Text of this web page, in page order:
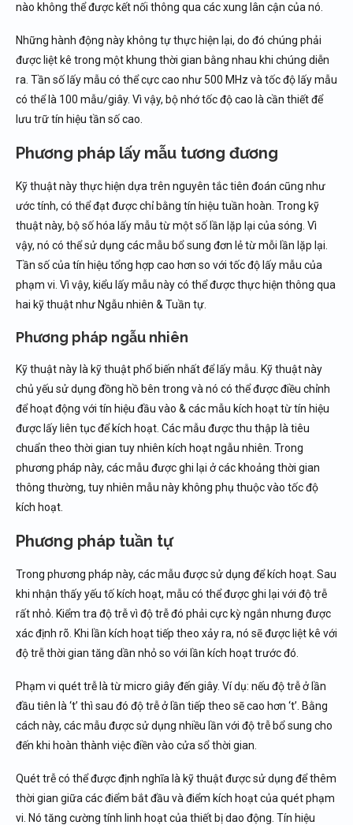
nào không thể được kết nối thông qua các xung lân cận của nó.
Những hành động này không tự thực hiện lại, do đó chúng phải
được liệt kê trong một khung thời gian bằng nhau khi chúng diễn
ra. Tần số lấy mẫu có thể cực cao như 500 MHz và tốc độ lấy mẫu
có thể là 100 mẫu/giây. Vì vậy, bộ nhớ tốc độ cao là cần thiết để
lưu trữ tín hiệu tần số cao.
Phương pháp lấy mẫu tương đương
Kỹ thuật này thực hiện dựa trên nguyên tắc tiên đoán cũng như
ước tính, có thể đạt được chỉ bằng tín hiệu tuần hoàn. Trong kỹ
thuật này, bộ số hóa lấy mẫu từ một số lần lặp lại của sóng. Vì
vậy, nó có thể sử dụng các mẫu bổ sung đơn lẻ từ mỗi lần lặp lại.
Tần số của tín hiệu tổng hợp cao hơn so với tốc độ lấy mẫu của
phạm vi. Vì vậy, kiểu lấy mẫu này có thể được thực hiện thông qua
hai kỹ thuật như Ngẫu nhiên & Tuần tự.
Phương pháp ngẫu nhiên
Kỹ thuật này là kỹ thuật phổ biến nhất để lấy mẫu. Kỹ thuật này
chủ yếu sử dụng đồng hồ bên trong và nó có thể được điều chỉnh
để hoạt động với tín hiệu đầu vào & các mẫu kích hoạt từ tín hiệu
được lấy liên tục để kích hoạt. Các mẫu được thu thập là tiêu
chuẩn theo thời gian tuy nhiên kích hoạt ngẫu nhiên. Trong
phương pháp này, các mẫu được ghi lại ở các khoảng thời gian
thông thường, tuy nhiên mẫu này không phụ thuộc vào tốc độ
kích hoạt.
Phương pháp tuần tự
Trong phương pháp này, các mẫu được sử dụng để kích hoạt. Sau
khi nhận thấy yếu tố kích hoạt, mẫu có thể được ghi lại với độ trễ
rất nhỏ. Kiểm tra độ trễ vì độ trễ đó phải cực kỳ ngắn nhưng được
xác định rõ. Khi lần kích hoạt tiếp theo xảy ra, nó sẽ được liệt kê với
độ trễ thời gian tăng dần nhỏ so với lần kích hoạt trước đó.
Phạm vi quét trễ là từ micro giây đến giây. Ví dụ: nếu độ trễ ở lần
đầu tiên là ‘t’ thì sau đó độ trễ ở lần tiếp theo sẽ cao hơn ‘t’. Bằng
cách này, các mẫu được sử dụng nhiều lần với độ trễ bổ sung cho
đến khi hoàn thành việc điền vào cửa sổ thời gian.
Quét trễ có thể được định nghĩa là kỹ thuật được sử dụng để thêm
thời gian giữa các điểm bắt đầu và điểm kích hoạt của quét phạm
vi. Nó tăng cường tính linh hoạt của thiết bị dao động. Tín hiệu